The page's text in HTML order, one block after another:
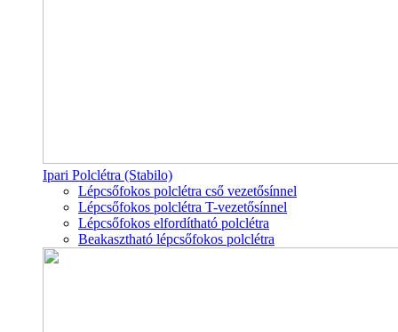
Ipari Polclétra (Stabilo)
Lépcsőfokos polclétra cső vezetősínnel
Lépcsőfokos polclétra T-vezetősínnel
Lépcsőfokos elfordítható polclétra
Beakasztható lépcsőfokos polclétra